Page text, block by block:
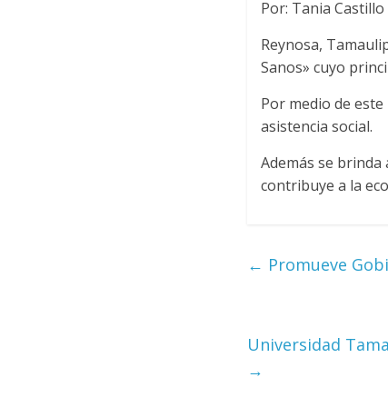
Por: Tania Castillo
Reynosa,
Sanos» cuyo
Por medio de
asistencia social.
Además se
contribuye a la
← Promueve
Universidad
→